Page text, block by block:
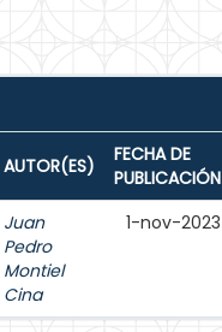
AUTOR(ES)
FECHA DE
PUBLICACIÓN
Juan
Pedro
Montiel
Cina
1-nov-2023